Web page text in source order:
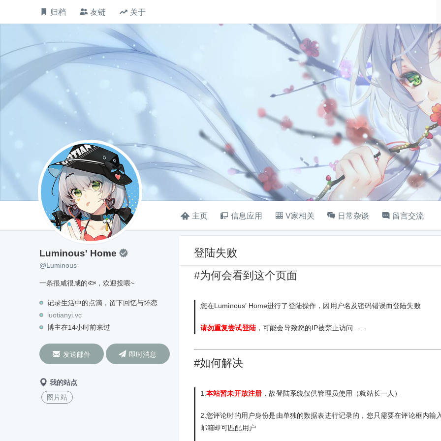
归档 友链 关于
Luminous' Home
@Luminous
主页 信息应用 V家相关 日常杂谈 留言交流
Luminous' Home 
@Luminous
一条很咸很咸的🐟，欢迎投喂~
记录生活中的点滴，留下回忆与怀恋
luotianyi.vc
博主在14小时前来过
 发送邮件  即时消息
我的站点
图片站
登陆失败
#为何会看到这个页面
您在Luminous’ Home进行了登陆操作，因用户名及密码错误而登陆失败
请勿重复尝试登陆，可能会导致您的IP被禁止访问……
#如何解决
1. 本站暂未开放注册 ，故登陆系统仅供管理员使用（就站长一人）
2.您评论时的用户身份是由单独的数据表进行记录的，您只需要在评论框内输
邮箱即可匹配用户